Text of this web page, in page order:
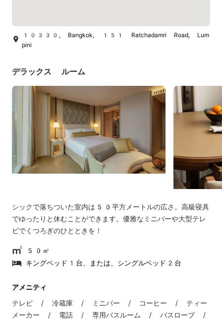
10330, Bangkok, 151 Ratchadamri Road, Lum
pini
デラックス ルーム
シックで落ちついた室内は50平方メートルの広さ。高級寝具
でゆったりと休むことができます。優雅なミニバーや大型テレ
ビでくつろぎのひとときを！
50㎡
キングベッド1台、または、シングルベッド2台
アメニティ
テレビ / 冷蔵庫 / ミニバー / コーヒー / ティー
メーカー / 電話 / 専用バスルーム / バスローブ /